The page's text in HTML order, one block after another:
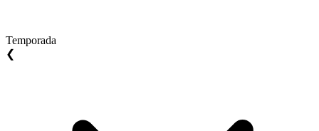
Temporada
❮